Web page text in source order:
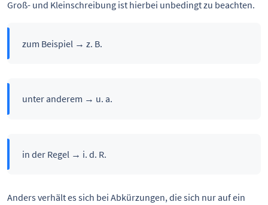
Groß- und Kleinschreibung ist hierbei unbedingt zu beachten.
zum Beispiel → z. B.
unter anderem → u. a.
in der Regel → i. d. R.
Anders verhält es sich bei Abkürzungen, die sich nur auf ein